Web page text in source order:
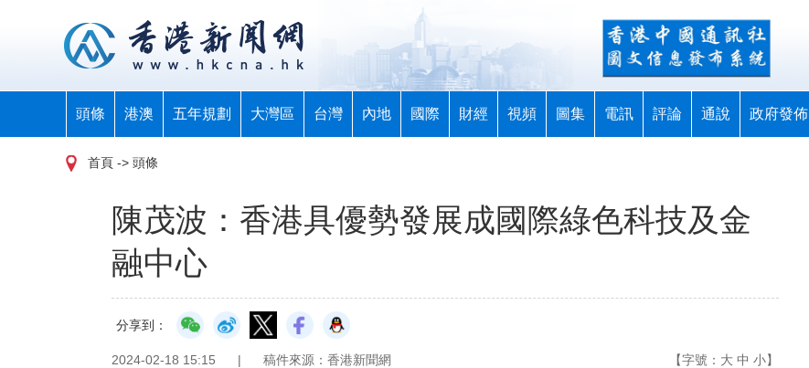
頭條 港澳 五年規劃 大灣區 台灣 內地 國際 財經 視頻 圖集 電訊 評論 通說 政府發佈
首頁 -> 頭條
陳茂波：香港具優勢發展成國際綠色科技及金
融中心
分享到：
2024-02-18 15:15 | 稿件來源：香港新聞網 【字號： 大 中 小】